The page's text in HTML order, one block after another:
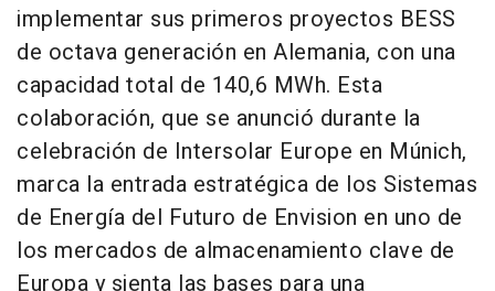
implementar sus primeros proyectos BESS
de octava generación en Alemania, con una
capacidad total de 140,6 MWh. Esta
colaboración, que se anunció durante la
celebración de Intersolar Europe en Múnich,
marca la entrada estratégica de los Sistemas
de Energía del Futuro de Envision en uno de
los mercados de almacenamiento clave de
Europa y sienta las bases para una